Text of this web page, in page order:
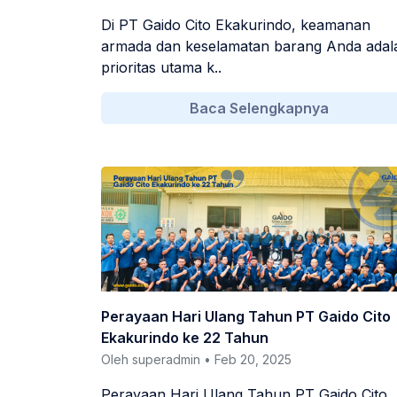
Di PT Gaido Cito Ekakurindo, keamanan
armada dan keselamatan barang Anda
prioritas utama k..
Baca Selengkapnya
Perayaan Hari Ulang Tahun PT Gaido Cito
Ekakurindo ke 22 Tahun
Oleh superadmin • Feb 20, 2025